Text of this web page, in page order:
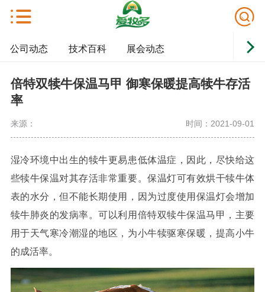
公司动态 技术百科 展会动态
倍特双犊牛保温马甲 御寒保暖提高犊牛存活
率
来源： 时间：2021-09-01
湿冷环境中出生的犊牛更易患低体温症，因此，尽快给这
些犊牛保温对其存活非常重要。保温灯可有效烘干犊牛体
表的水分，但不能长期使用，因为过度使用保温灯会增加
犊牛肺炎的发病率。可以利用倍特双犊牛保温马甲， 主要
用于天气寒冷潮湿的地区，为小牛犊驱寒保暖，提高小牛
的成活率。